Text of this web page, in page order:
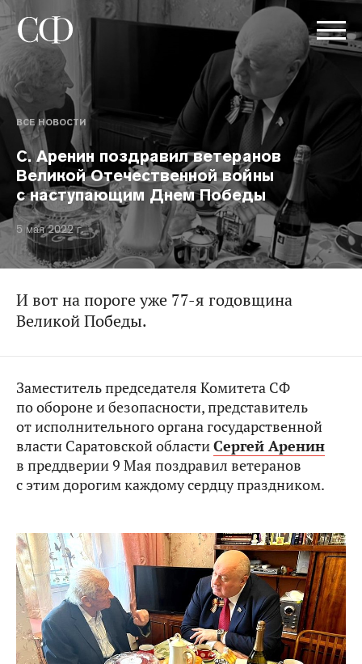
ВСЕ НОВОСТИ
С. Аренин поздравил ветеранов
Великой Отечественной войны
с наступающим Днем Победы
5 мая 2022 г.
И вот на пороге уже 77-я годовщина
Великой Победы.
Заместитель председателя Комитета СФ
по обороне и безопасности, представитель
от исполнительного органа государственной
власти Саратовской областиСергей Аренин
в преддверии 9 Мая поздравил ветеранов
с этим дорогим каждому сердцу праздником.